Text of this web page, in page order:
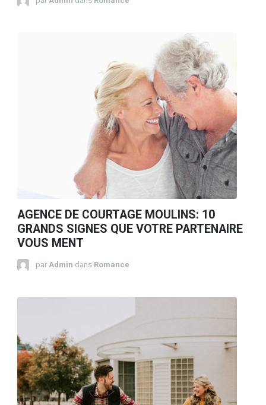
AGENCE DE COURTAGE MOULINS: 10
GRANDS SIGNES QUE VOTRE PARTENAIRE
VOUS MENT
par Admin dans Romance